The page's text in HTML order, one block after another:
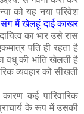
को यह नया परिवेश
संग मैं खेलहूं दाई काखर
का भार उसे रास
पति ही रहता है
वधु की भांति खेलती है
व्यवहार को सीखती
कई पारिवारिक
के रूप में उसकी